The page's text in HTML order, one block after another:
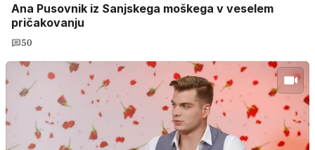
Ana Pusovnik iz Sanjskega moškega v veselem
pričakovanju
50